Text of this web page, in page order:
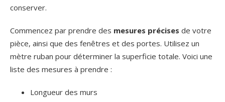
conserver.
Commencez par prendre des mesures précises de votre
pièce, ainsi que des fenêtres et des portes. Utilisez un
mètre ruban pour déterminer la superficie totale. Voici une
liste des mesures à prendre :
Longueur des murs